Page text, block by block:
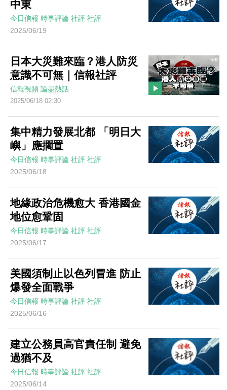
中東
今日信報 時事評論 社評 社評
2025/06/19
日本大災難來臨？港人防災
意識不可無｜信報社評
信報視頻 論盡熱話
2025/06/18 02:30
集中精力發展北都 「明日大
嶼」應擱置
今日信報 時事評論 社評 社評
2025/06/18
地緣政治危機愈大 香港國金
地位愈鞏固
今日信報 時事評論 社評 社評
2025/06/17
美國須制止以色列冒進 防止
爆發全面戰爭
今日信報 時事評論 社評 社評
2025/06/16
建立公務員高官責任制 避免
過猶不及
今日信報 時事評論 社評 社評
2025/06/14